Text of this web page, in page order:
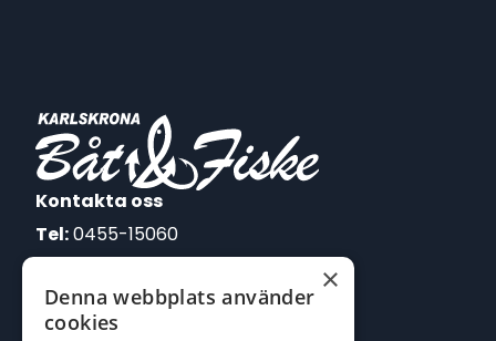
Kontakta oss
Tel:0455-15060
E-post:
johan@batofiske.se
×
Denna webbplats använder
cookies